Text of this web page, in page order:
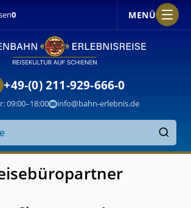
0 MENÜ
Finden
+49-(0) 211-929-666-0
09:00–18:00 info@bahn-erlebnis.de